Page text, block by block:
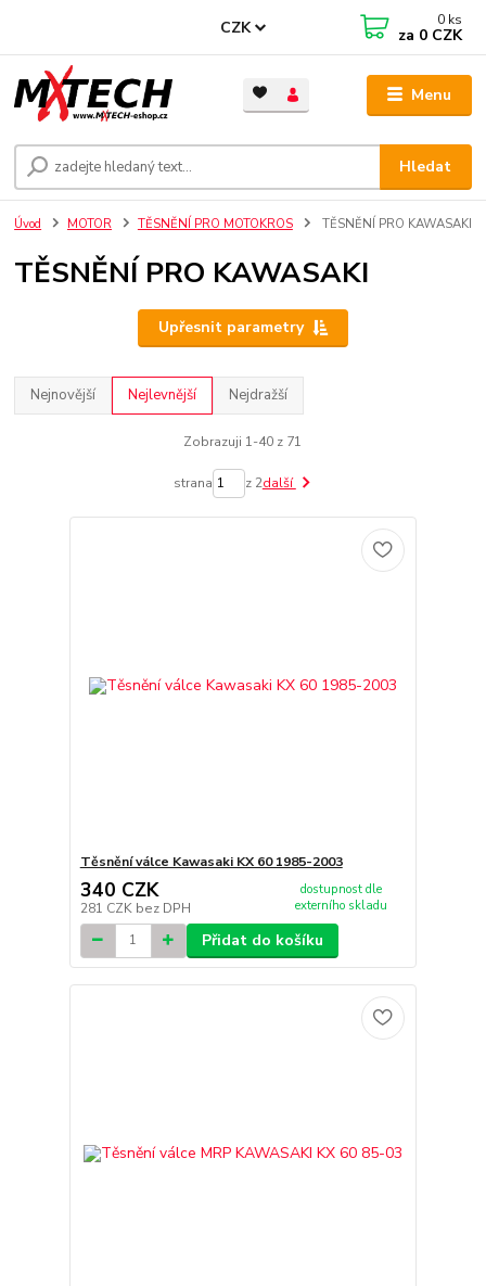
Menu
CZK
Hledat
0 ks
za 0 CZK
Úvod MOTOR TĚSNĚNÍ PRO MOTOKROS TĚSNĚNÍ PRO KAWASAKI
TĚSNĚNÍ PRO KAWASAKI
Upřesnit parametry
Nejnovější Nejlevnější Nejdražší
Zobrazuji 1-40 z 71
strana z 2další
Těsnění válce Kawasaki KX 60 1985-2003
340 CZK
281 CZK bez DPH
dostupnost dle
externího skladu
Přidat do košíku